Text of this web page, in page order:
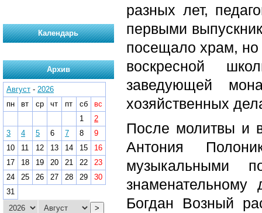
разных лет,
первыми
посещало храм, но
воскресной
заведующей
хозяйственных
После молитвы и
Антония
музыкальными
Богдан Возный
Календарь
Архив
Август - 2026
пн
вт ср чт пт сб
вс
1
2
3
4 5 6 7 8
9
10
11 12 13 14 15
16
17
18 19 20 21 22
23
24
25 26 27 28 29
30
31
>